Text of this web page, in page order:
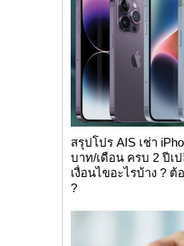
สรุปโปร AIS เช่า
บาท/เดือน ครบ 2 ปีเ
เงื่อนไขอะไรบ้าง ? ต้
?